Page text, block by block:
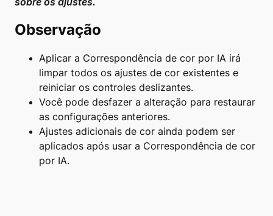
Observação
Aplicar a Correspondência de cor por IA irá
limpar todos os ajustes de cor existentes e
reiniciar os controles deslizantes.
Você pode desfazer a alteração para restaurar
as configurações anteriores.
Ajustes adicionais de cor ainda podem ser
aplicados após usar a Correspondência de cor
por IA.